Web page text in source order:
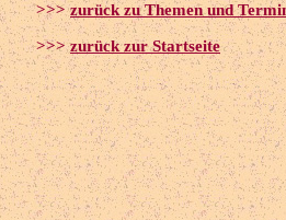
>>>zurück zu Themen und
>>>zurück zur Startseite